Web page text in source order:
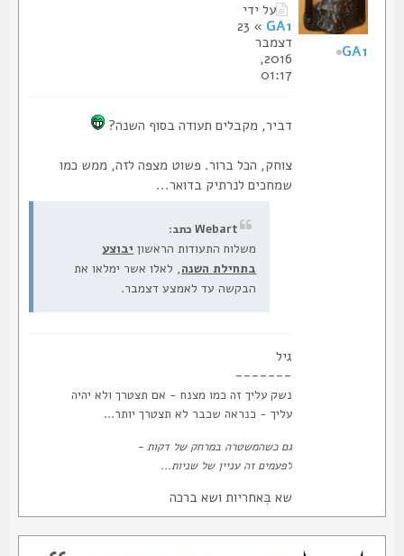
על ידי
GA1
» 23
דצמבר
2016,
01:17
דביר, מקבלים תעודה בסוף השנה?
צוחק, הכל ברור. פשוט מצפה לזה, ממש כמו
שמחכים לנרתיק בדואר...
Webart כתב:
משלוח התעודות הראשוןיבוצע
בתחילת השנה , לאלו אשר ימלאו את
הבקשה עד לאמצע דצמבר.
-------
נשק עליך זה כמו מצנח - אם תצטרך ולא יהיה
עליך - כנראה שכבר לא תצטרך יותר...
גם כשהמשטרה במרחק של דקות -
לפעמים זה עניין של שניות...
שא בְּאחריות ושא ברכה